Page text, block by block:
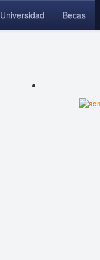
Universidad Becas